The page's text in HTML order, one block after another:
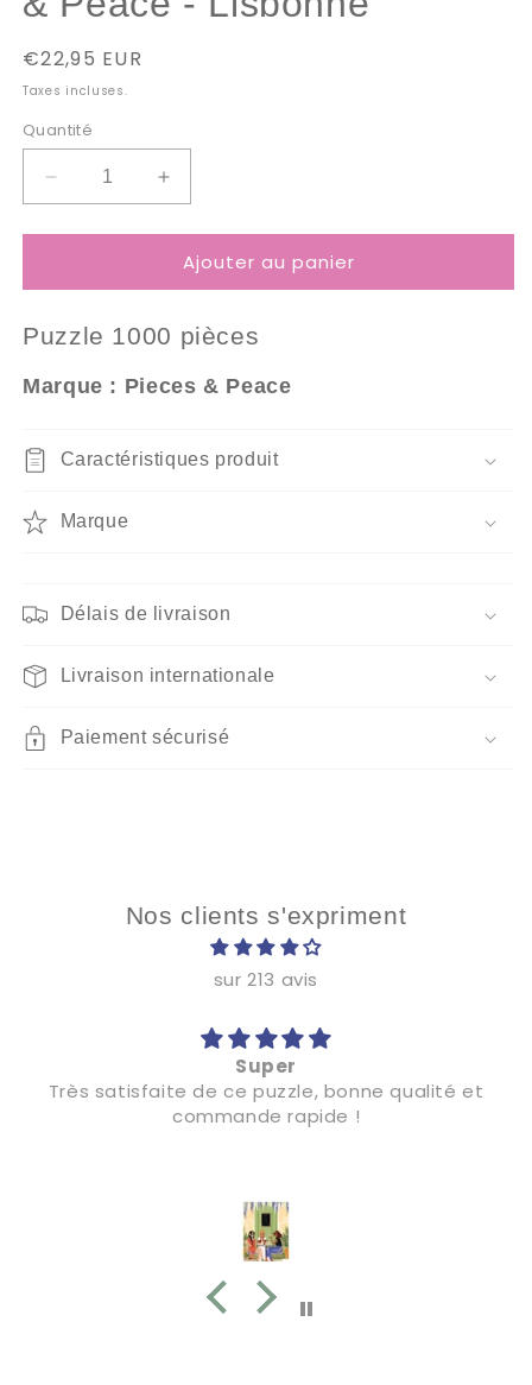
Prix
habituel
€22,95 EUR
Taxes incluses.
Quantité
Réduire
la
quantité
Puzzle
Pièces
&amp;
Lisbonne
Augmenter
la
quantité
de
Puzzle
Pièces
&amp;
Lisbonne
Ajouter au panier
Puzzle 1000 pièces
Marque : Pieces & Peace
Caractéristiques produit
Marque
Délais de livraison
Livraison internationale
Paiement sécurisé
Nos clients s'expriment
sur 213 avis
Super
Très satisfaite de ce puzzle, bonne qualité et
commande rapide !